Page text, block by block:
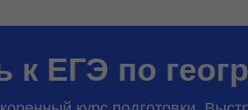
к ЕГЭ по